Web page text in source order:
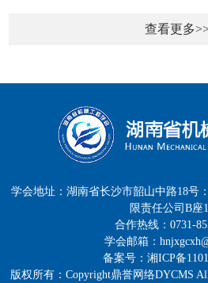
查看更多
学会地址：湖南省长沙市韶山中路18号
限责任公司B座
合作热线：0731-
学会邮箱：
备案号：湘ICP备
版权所有：Copyright鼎誉网络DYCMS